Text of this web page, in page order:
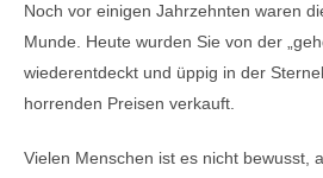
Noch vor einigen Jahrzehnten waren
Munde. Heute wurden Sie von der
wiederentdeckt und üppig in der
horrenden Preisen verkauft.
Vielen Menschen ist es nicht bewusst,